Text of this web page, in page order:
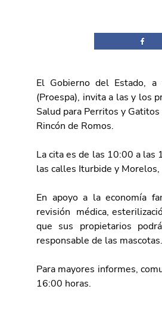
El Gobierno del Estado,
(Proespa), invita a las y los
Salud para Perritos y
Rincón de Romos.
La cita es de las 10:00 a las
las calles Iturbide y Morelos,
En apoyo a la economía
revisión  médica,
que sus propietarios
responsable de las mascotas.
Para mayores informes,
16:00 horas.